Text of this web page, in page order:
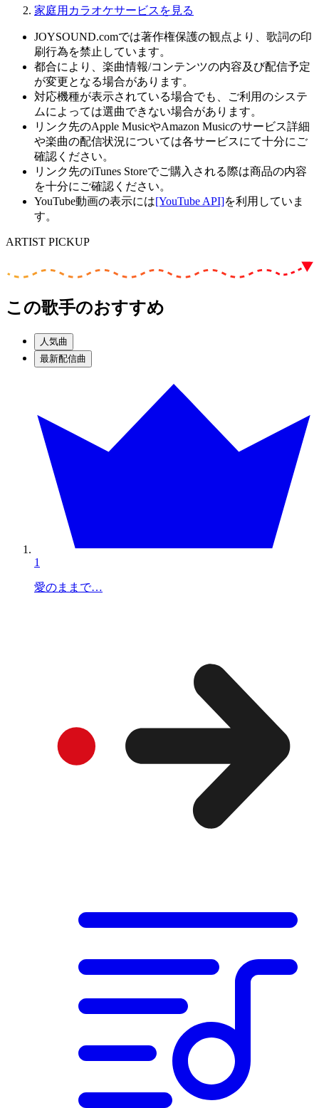
家庭用カラオケサービスを見る
JOYSOUND.comでは著作権保護の観点より、歌詞の印
刷行為を禁止しています。
都合により、楽曲情報/コンテンツの内容及び配信予定
が変更となる場合があります。
対応機種が表示されている場合でも、ご利用のシステ
ムによっては選曲できない場合があります。
リンク先のApple MusicやAmazon Musicのサービス詳細
や楽曲の配信状況については各サービスにて十分にご
確認ください。
リンク先のiTunes Storeでご購入される際は商品の内容
を十分にご確認ください。
YouTube動画の表示には[YouTube API]を利用していま
す。
ARTIST PICKUP
この歌手のおすすめ
人気曲
最新配信曲
1
愛のままで…